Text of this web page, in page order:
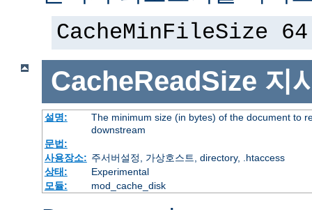
CacheMinFileSize 64
CacheReadSize 지
설명:
The minimum size (in bytes) of the document to
downstream
문법:
사용장소: 주서버설정, 가상호스트, directory, .htaccess
상태:
Experimental
모듈:
mod_cache_disk